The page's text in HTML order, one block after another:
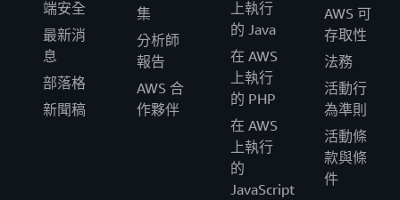
端安全
最新消
息
部落格
新聞稿
集
分析師
報告
AWS 合
作夥伴
上執行
的 Java
在 AWS
上執行
的 PHP
在 AWS
上執行
的
JavaScript
AWS 可
存取性
法務
活動行
為準則
活動條
款與條
件